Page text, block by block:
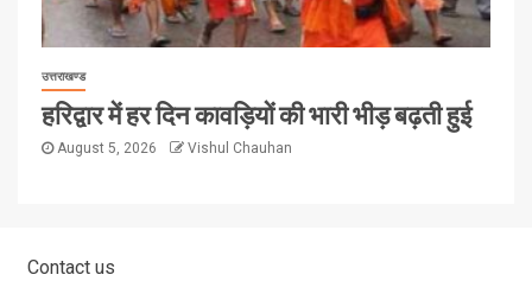
उत्तराखण्ड
हरिद्वार में हर दिन कावड़ियों की भारी भीड़ बढ़ती हुई
August 5, 2026 Vishul Chauhan
Contact us